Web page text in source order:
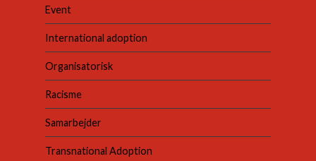
Event
International adoption
Organisatorisk
Racisme
Samarbejder
Transnational Adoption